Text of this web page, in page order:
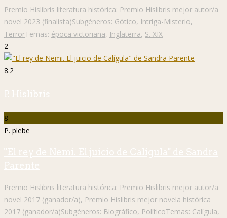
Premio Hislibris literatura histórica: Premio Hislibris mejor autor/a
novel 2023 (finalista)Subgéneros: Gótico, Intriga-Misterio,
TerrorTemas: época victoriana, Inglaterra, S. XIX
2
8.2
P. Hislibris
8
P. plebe
"El rey de Nemi. El juicio de Calígula" de Sandra
Parente
Premio Hislibris literatura histórica: Premio Hislibris mejor autor/a
novel 2017 (ganador/a), Premio Hislibris mejor novela histórica
2017 (ganador/a)Subgéneros: Biográfico, PolíticoTemas: Calígula,